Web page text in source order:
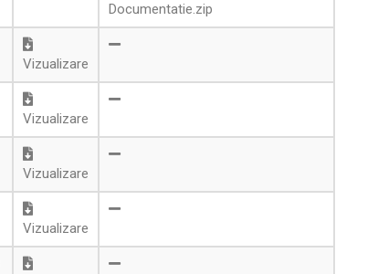
Documentatie.zip
Vizualizare
Vizualizare
Vizualizare
Vizualizare